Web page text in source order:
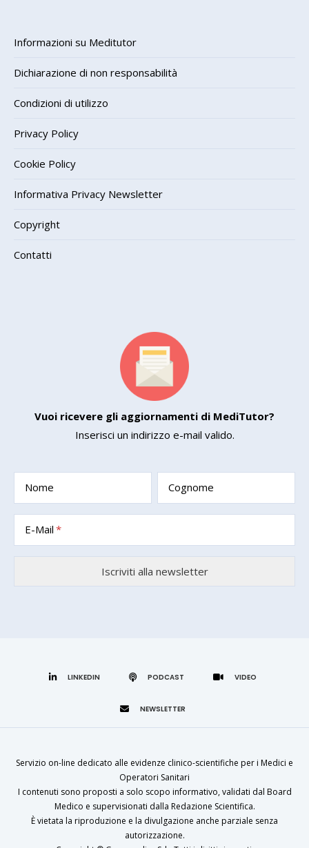
Informazioni su Meditutor
Dichiarazione di non responsabilità
Condizioni di utilizzo
Privacy Policy
Cookie Policy
Informativa Privacy Newsletter
Copyright
Contatti
Vuoi ricevere gli aggiornamenti di MediTutor?
Inserisci un indirizzo e-mail valido.
Nome Cognome
E-Mail
LINKEDIN
Servizio on-line dedicato alle evidenze clinico-scientifiche per i Medici e
Operatori Sanitari
I contenuti sono proposti a solo scopo informativo, validati dal Board
Medico e supervisionati dalla Redazione Scientifica.
È vietata la riproduzione e la divulgazione anche parziale senza
autorizzazione.